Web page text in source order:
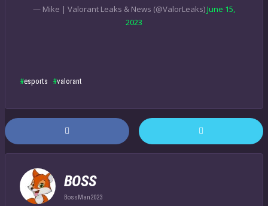
— Mike | Valorant Leaks & News (@ValorLeaks)June 15,
2023
esports valorant
BOSS
BossMan2023